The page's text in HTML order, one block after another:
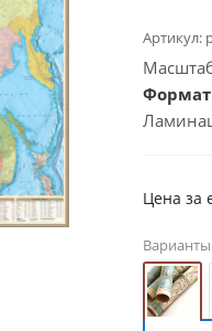
Артикул:
Формат
Цена за